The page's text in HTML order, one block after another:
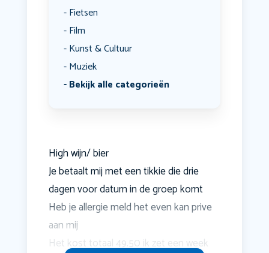
Fietsen
Film
Kunst & Cultuur
Muziek
Bekijk alle categorieën
High wijn/ bier
Je betaalt mij met een tikkie die drie
dagen voor datum in de groep komt
Heb je allergie meld het even kan prive
aan mij
Het kost totaal 49.50 ik zet een week